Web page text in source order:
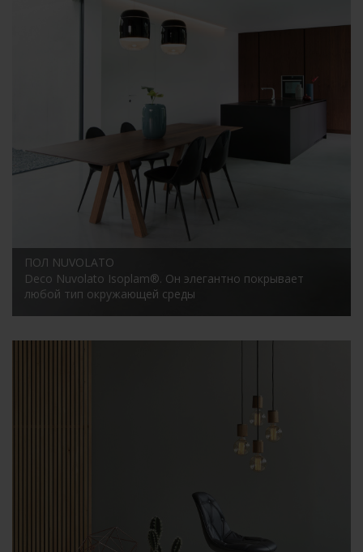
ПОЛ NUVOLATO
Deco Nuvolato Isoplam®. Он элегантно покрывает
любой тип окружающей среды